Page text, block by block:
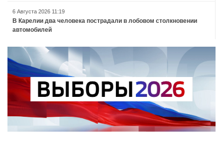
6 Августа 2026 11:19
В Карелии два человека пострадали в лобовом столкновении
автомобилей